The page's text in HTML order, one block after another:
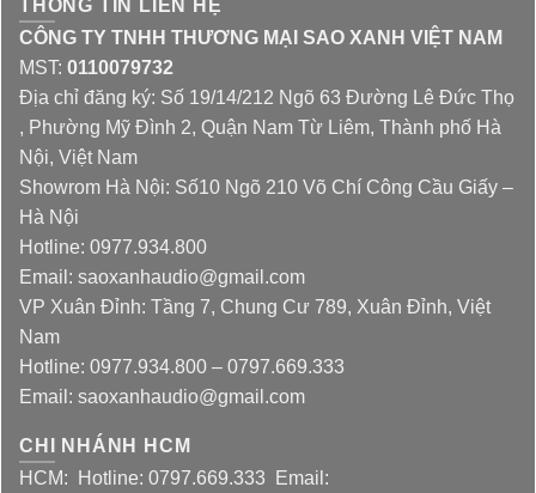
THÔNG TIN LIÊN HỆ
CÔNG TY TNHH THƯƠNG MẠI SAO XANH VIỆT NAM
MST: 0110079732
Địa chỉ đăng ký: Số 19/14/212 Ngõ 63 Đường Lê Đức Thọ
, Phường Mỹ Đình 2, Quận Nam Từ Liêm, Thành phố Hà
Nội, Việt Nam
Showrom Hà Nội: Số10 Ngõ 210 Võ Chí Công Cầu Giấy –
Hà Nội
Hotline: 0977.934.800
Email: saoxanhaudio@gmail.com
VP Xuân Đỉnh: Tầng 7, Chung Cư 789, Xuân Đỉnh, Việt
Nam
Hotline: 0977.934.800 – 0797.669.333
Email: saoxanhaudio@gmail.com
CHI NHÁNH HCM
HCM: Hotline: 0797.669.333 Email: